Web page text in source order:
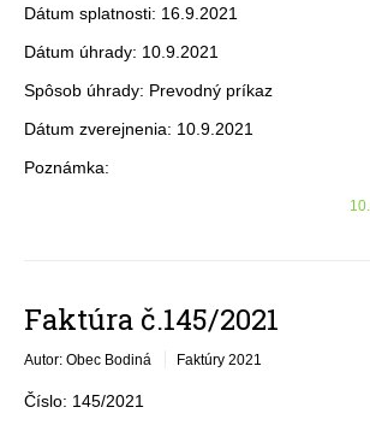
Dátum splatnosti: 16.9.2021
Dátum úhrady: 10.9.2021
Spôsob úhrady: Prevodný príkaz
Dátum zverejnenia: 10.9.2021
Poznámka:
Faktúra č.145/2021
Autor: Obec Bodiná Faktúry 2021
Číslo: 145/2021